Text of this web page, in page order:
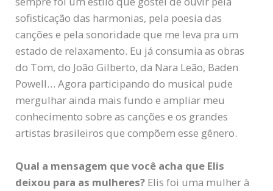
sofisticação das harmonias, pela poesia das
canções e pela sonoridade que me leva pra um
estado de relaxamento. Eu já consumia as obras
do Tom, do João Gilberto, da Nara Leão, Baden
Powell… Agora participando do musical pude
mergulhar ainda mais fundo e ampliar meu
conhecimento sobre as canções e os grandes
artistas brasileiros que compõem esse gênero.
Qual a mensagem que você acha que Elis
deixou para as mulheres? Elis foi uma mulher à